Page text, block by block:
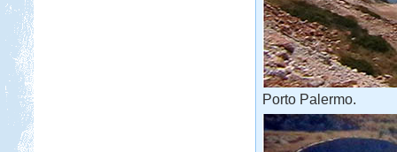
Porto Palermo.